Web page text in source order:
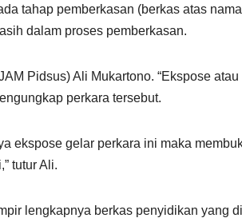
tahap pemberkasan (berkas atas
dalam proses pemberkasan.
Pidsus) Ali Mukartono. “Ekspose
perkara tersebut.
ekspose gelar perkara ini maka
tutur Ali.
lengkapnya berkas penyidikan yang